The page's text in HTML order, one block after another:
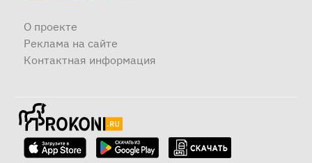
О проекте
Реклама на сайте
Контактная информация